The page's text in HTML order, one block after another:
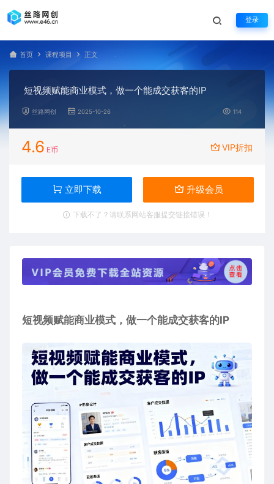
登录
首页 课程项目 正文
短视频赋能商业模式，做一个能成交获客的IP
丝路网创 2025-10-26 114
4.6 E币 VIP折扣
立即下载 升级会员
下载不了？请联系网站客服提交链接错误！
短视频赋能商业模式 ，做一个能成交获客的IP